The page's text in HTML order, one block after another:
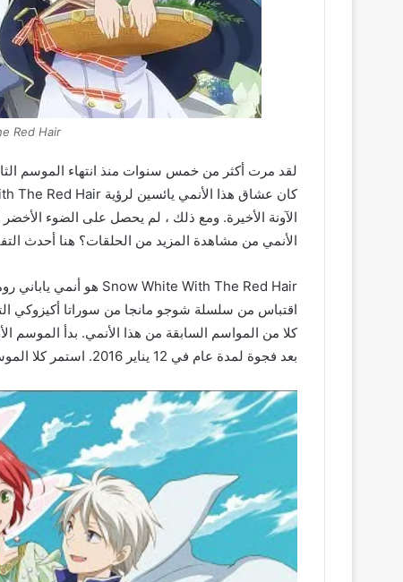
Red Hair
الآونة الأخيرة. ومع ذلك ، لم يحصل على الضوء
الأنمي من مشاهدة المزيد من الحلقات؟ هنا أحدث
بعد فجوة لمدة عام في 12 يناير 2016. استمر كلا الموسمين لمدة اثني عشر حلقة لكل منهما.